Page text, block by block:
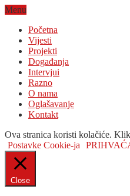
Menu
Početna
Vijesti
Projekti
Događanja
Intervjui
Razno
O nama
Oglašavanje
Kontakt
Ova stranica koristi kolačiće.
Postavke Cookie-ja
Close